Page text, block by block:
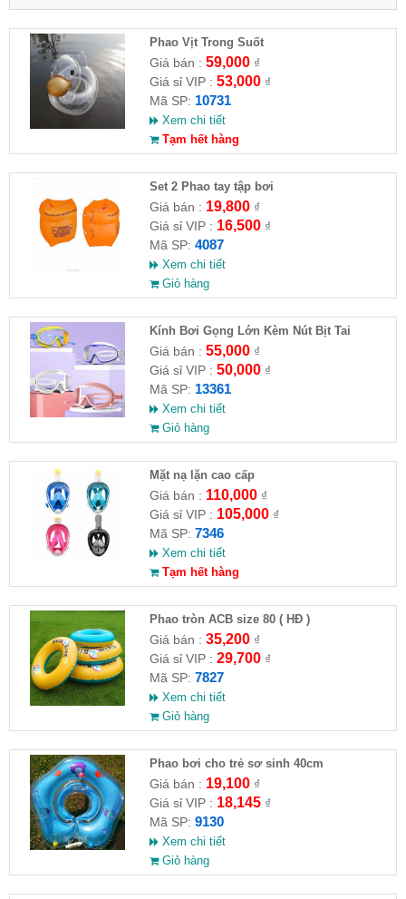
Phao Vịt Trong Suốt
Giá bán : 59,000₫
Giá sỉ VIP : 53,000₫
Mã SP: 10731
Xem chi tiết
Tạm hết hàng
Set 2 Phao tay tập bơi
Giá bán : 19,800₫
Giá sỉ VIP : 16,500₫
Mã SP: 4087
Xem chi tiết
Giỏ hàng
Kính Bơi Gọng Lớn Kèm Nút Bịt Tai
Giá bán : 55,000₫
Giá sỉ VIP : 50,000₫
Mã SP: 13361
Xem chi tiết
Giỏ hàng
Mặt nạ lặn cao cấp
Giá bán : 110,000₫
Giá sỉ VIP : 105,000₫
Mã SP: 7346
Xem chi tiết
Tạm hết hàng
Phao tròn ACB size 80 ( HĐ )
Giá bán : 35,200₫
Giá sỉ VIP : 29,700₫
Mã SP: 7827
Xem chi tiết
Giỏ hàng
Phao bơi cho trẻ sơ sinh 40cm
Giá bán : 19,100₫
Giá sỉ VIP : 18,145₫
Mã SP: 9130
Xem chi tiết
Giỏ hàng